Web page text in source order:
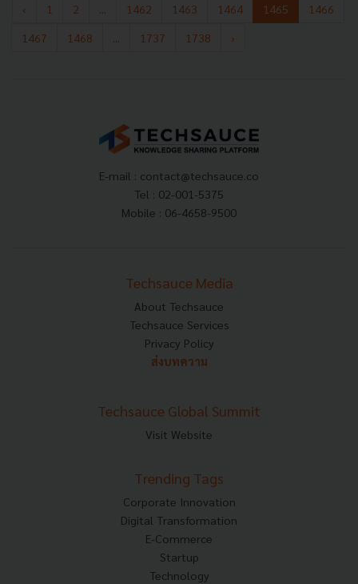
‹ 1 2 1462 1463 1464 1465
1466
1467
1468 1737 1738 ›
E-mail : contact@techsauce.co
Tel : 02-001-5375
Mobile : 06-4658-9500
Techsauce Media
About Techsauce
Techsauce Services
Privacy Policy
ส่งบทความ
Techsauce Global Summit
Visit Website
Trending Tags
Corporate Innovation
Digital Transformation
E-Commerce
Startup
Technology